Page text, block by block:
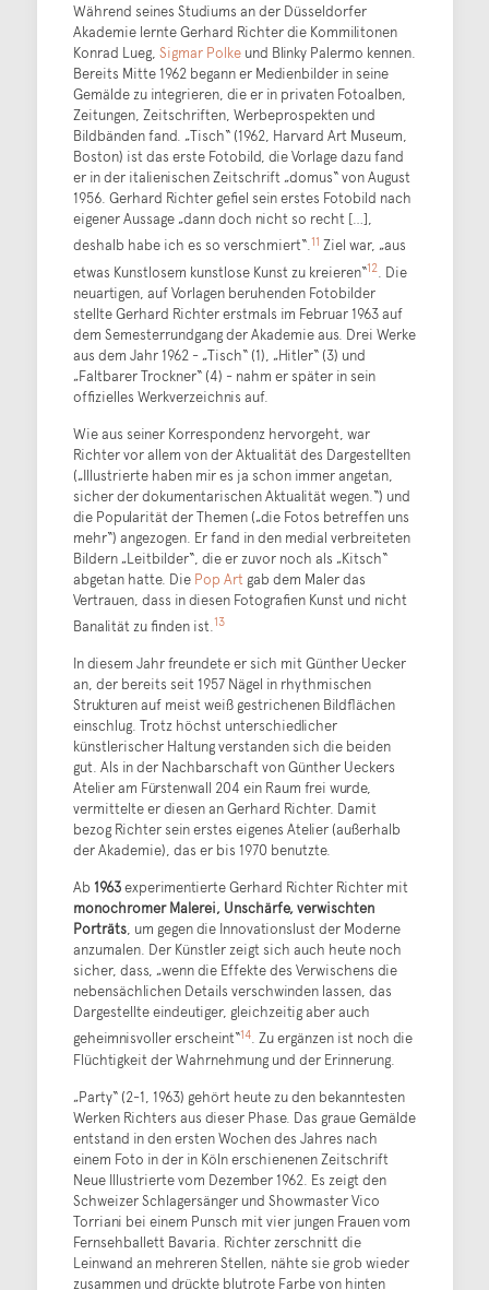
Während seines Studiums an der Düsseldorfer
Akademie lernte Gerhard Richter die Kommilitonen
Konrad Lueg, Sigmar Polkeund Blinky Palermo kennen.
Bereits Mitte 1962 begann er Medienbilder in seine
Gemälde zu integrieren, die er in privaten Fotoalben,
Zeitungen, Zeitschriften, Werbeprospekten und
Bildbänden fand. „Tisch“ (1962, Harvard Art Museum,
Boston) ist das erste Fotobild, die Vorlage dazu fand
er in der italienischen Zeitschrift „domus“ von August
1956. Gerhard Richter gefiel sein erstes Fotobild nach
eigener Aussage „dann doch nicht so recht […],
deshalb habe ich es so verschmiert“.11 Ziel war, „aus
etwas Kunstlosem kunstlose Kunst zu kreieren“12. Die
neuartigen, auf Vorlagen beruhenden Fotobilder
stellte Gerhard Richter erstmals im Februar 1963 auf
dem Semesterrundgang der Akademie aus. Drei Werke
aus dem Jahr 1962 - „Tisch“ (1), „Hitler“ (3) und
„Faltbarer Trockner“ (4) - nahm er später in sein
offizielles Werkverzeichnis auf.
Wie aus seiner Korrespondenz hervorgeht, war
Richter vor allem von der Aktualität des Dargestellten
(„Illustrierte haben mir es ja schon immer angetan,
sicher der dokumentarischen Aktualität wegen.“) und
die Popularität der Themen („die Fotos betreffen uns
mehr“) angezogen. Er fand in den medial verbreiteten
Bildern „Leitbilder“, die er zuvor noch als „Kitsch“
abgetan hatte. Die Pop Artgab dem Maler das
Vertrauen, dass in diesen Fotografien Kunst und nicht
Banalität zu finden ist.13
In diesem Jahr freundete er sich mit Günther Uecker
an, der bereits seit 1957 Nägel in rhythmischen
Strukturen auf meist weiß gestrichenen Bildflächen
einschlug. Trotz höchst unterschiedlicher
künstlerischer Haltung verstanden sich die beiden
gut. Als in der Nachbarschaft von Günther Ueckers
Atelier am Fürstenwall 204 ein Raum frei wurde,
vermittelte er diesen an Gerhard Richter. Damit
bezog Richter sein erstes eigenes Atelier (außerhalb
der Akademie), das er bis 1970 benutzte.
Ab 1963experimentierte Gerhard Richter Richter mit
monochromer Malerei, Unschärfe, verwischten
Porträts, um gegen die Innovationslust der Moderne
anzumalen. Der Künstler zeigt sich auch heute noch
sicher, dass, „wenn die Effekte des Verwischens die
nebensächlichen Details verschwinden lassen, das
Dargestellte eindeutiger, gleichzeitig aber auch
geheimnisvoller erscheint“14. Zu ergänzen ist noch die
Flüchtigkeit der Wahrnehmung und der Erinnerung.
„Party“ (2-1, 1963) gehört heute zu den bekanntesten
Werken Richters aus dieser Phase. Das graue Gemälde
entstand in den ersten Wochen des Jahres nach
einem Foto in der in Köln erschienenen Zeitschrift
Neue Illustrierte vom Dezember 1962. Es zeigt den
Schweizer Schlagersänger und Showmaster Vico
Torriani bei einem Punsch mit vier jungen Frauen vom
Fernsehballett Bavaria. Richter zerschnitt die
Leinwand an mehreren Stellen, nähte sie grob wieder
zusammen und drückte blutrote Farbe von hinten